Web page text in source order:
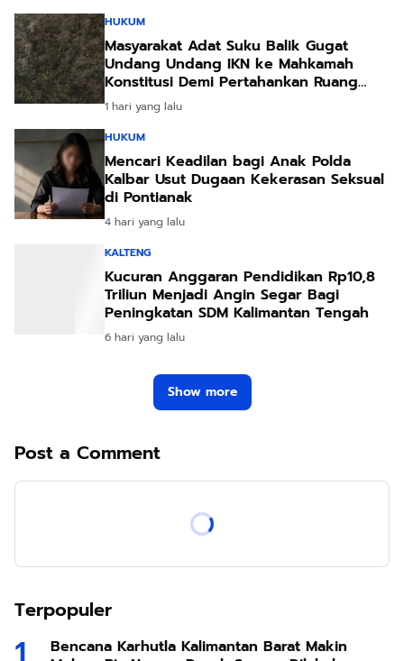
HUKUM
Masyarakat Adat Suku Balik Gugat
Undang Undang IKN ke Mahkamah
Konstitusi Demi Pertahankan Ruang
Hidup Leluhur
1 hari yang lalu
HUKUM
Mencari Keadilan bagi Anak Polda
Kalbar Usut Dugaan Kekerasan Seksual
di Pontianak
4 hari yang lalu
KALTENG
Kucuran Anggaran Pendidikan Rp10,8
Triliun Menjadi Angin Segar Bagi
Peningkatan SDM Kalimantan Tengah
6 hari yang lalu
Show more
Post a Comment
Terpopuler
Bencana Karhutla Kalimantan Barat Makin